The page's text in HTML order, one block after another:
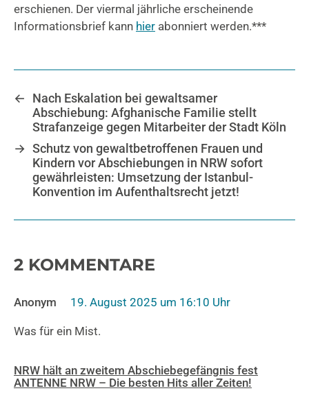
erschienen. Der viermal jährliche erscheinende
Informationsbrief kann hier abonniert werden.***
←
Nach Eskalation bei gewaltsamer
Abschiebung: Afghanische Familie stellt
Strafanzeige gegen Mitarbeiter der Stadt Köln
→ Schutz von gewaltbetroffenen Frauen und
Kindern vor Abschiebungen in NRW sofort
gewährleisten: Umsetzung der Istanbul-
Konvention im Aufenthaltsrecht jetzt!
2 KOMMENTARE
Anonym 19. August 2025 um 16:10 Uhr
Was für ein Mist.
NRW hält an zweitem Abschiebegefängnis fest
ANTENNE NRW – Die besten Hits aller Zeiten!